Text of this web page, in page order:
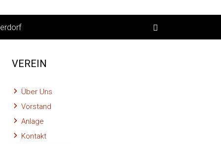
VEREIN
Über Uns
Vorstand
Anlage
Kontakt